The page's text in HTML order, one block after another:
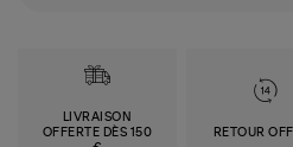
LIVRAISON
OFFERTE DÈS 150
RETOUR